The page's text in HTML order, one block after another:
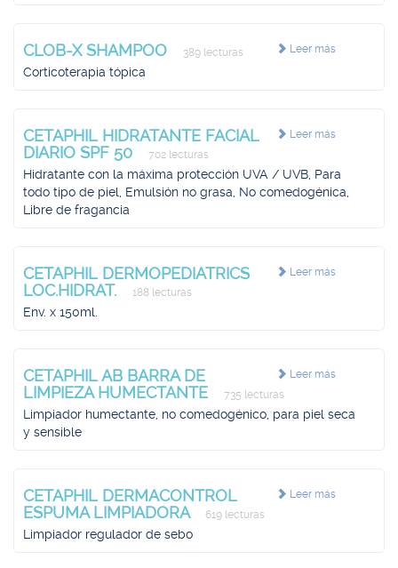
Leer más
CLOB-X SHAMPOO 389 lecturas
Corticoterapia tópica
Leer más
CETAPHIL HIDRATANTE FACIAL
DIARIO SPF 50
702 lecturas
Hidratante con la máxima protección UVA / UVB, Para
todo tipo de piel, Emulsión no grasa, No comedogénica,
Libre de fragancia
Leer más
CETAPHIL DERMOPEDIATRICS
LOC.HIDRAT.
188 lecturas
Env. x 150ml.
Leer más
CETAPHIL AB BARRA DE
LIMPIEZA HUMECTANTE
735 lecturas
Limpiador humectante, no comedogénico, para piel seca
y sensible
Leer más
CETAPHIL DERMACONTROL
ESPUMA LIMPIADORA
619 lecturas
Limpiador regulador de sebo